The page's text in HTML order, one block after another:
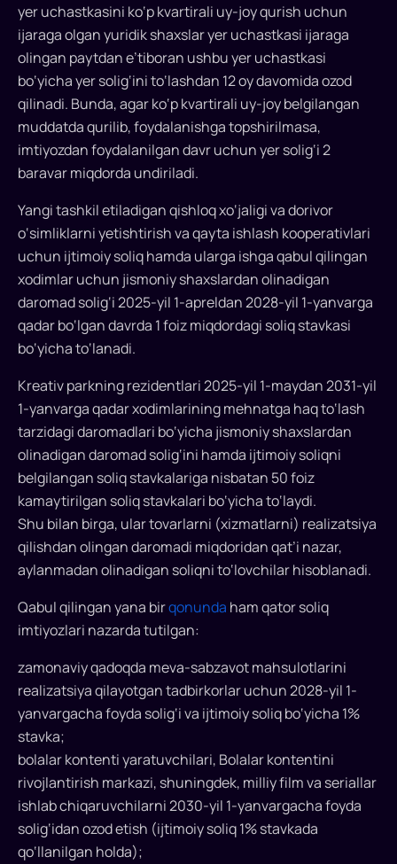
yer uchastkasini ko‘p kvartirali uy-joy qurish uchun
ijaraga olgan yuridik shaxslar yer uchastkasi ijaraga
olingan paytdan e’tiboran ushbu yer uchastkasi
bo‘yicha yer solig‘ini to‘lashdan 12 oy davomida ozod
qilinadi. Bunda, agar ko‘p kvartirali uy-joy belgilangan
muddatda qurilib, foydalanishga topshirilmasa,
imtiyozdan foydalanilgan davr uchun yer solig‘i 2
baravar miqdorda undiriladi.
Yangi tashkil etiladigan qishloq xo‘jaligi va dorivor
o‘simliklarni yetishtirish va qayta ishlash kooperativlari
uchun ijtimoiy soliq hamda ularga ishga qabul qilingan
xodimlar uchun jismoniy shaxslardan olinadigan
daromad solig‘i 2025-yil 1-apreldan 2028-yil 1-yanvarga
qadar bo‘lgan davrda 1 foiz miqdordagi soliq stavkasi
bo‘yicha to‘lanadi.
Kreativ parkning rezidentlari 2025-yil 1-maydan 2031-yil
1-yanvarga qadar xodimlarining mehnatga haq to‘lash
tarzidagi daromadlari bo‘yicha jismoniy shaxslardan
olinadigan daromad solig‘ini hamda ijtimoiy soliqni
belgilangan soliq stavkalariga nisbatan 50 foiz
kamaytirilgan soliq stavkalari bo‘yicha to‘laydi.
Shu bilan birga, ular tovarlarni (xizmatlarni) realizatsiya
qilishdan olingan daromadi miqdoridan qat’i nazar,
aylanmadan olinadigan soliqni to‘lovchilar hisoblanadi.
Qabul qilingan yana birqonunda ham qator soliq
imtiyozlari nazarda tutilgan:
zamonaviy qadoqda meva-sabzavot mahsulotlarini
realizatsiya qilayotgan tadbirkorlar uchun 2028-yil 1-
yanvargacha foyda solig‘i va ijtimoiy soliq bo‘yicha 1%
stavka;
bolalar kontenti yaratuvchilari, Bolalar kontentini
rivojlantirish markazi, shuningdek, milliy film va seriallar
ishlab chiqaruvchilarni 2030-yil 1-yanvargacha foyda
solig‘idan ozod etish (ijtimoiy soliq 1% stavkada
qo‘llanilgan holda);